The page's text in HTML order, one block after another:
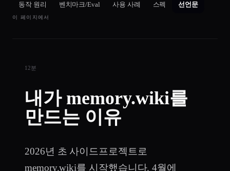
동작 원리 벤치마크/Eval 사용 사례 스펙 선언문
이 페이지에서
12분
내가 memory.wiki를
만드는 이유
2026년 초 사이드프로젝트로
memory.wiki를 시작했습니다. 4월에